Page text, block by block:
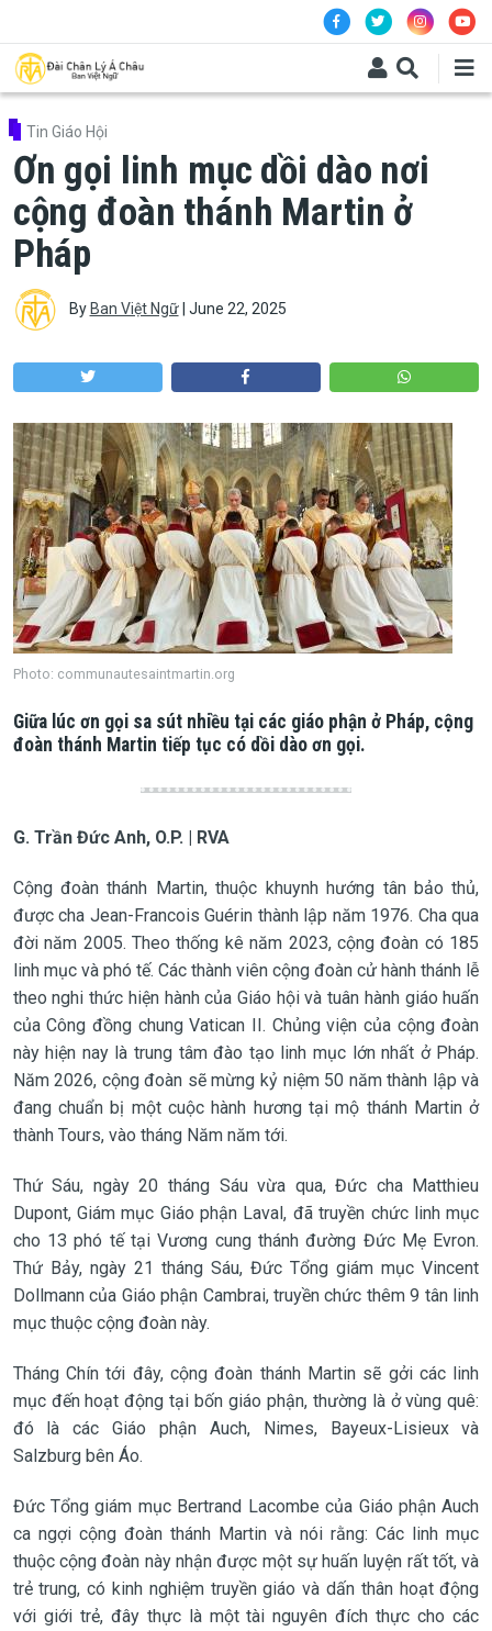
Tin Giáo Hội
Ơn gọi linh mục dồi dào nơi
cộng đoàn thánh Martin ở
Pháp
By Ban Việt Ngữ| June 22, 2025
Photo: communautesaintmartin.org
Giữa lúc ơn gọi sa sút nhiều tại các giáo phận ở Pháp, cộng
đoàn thánh Martin tiếp tục có dồi dào ơn gọi.
G. Trần Đức Anh, O.P. | RVA
Cộng đoàn thánh Martin, thuộc khuynh hướng tân bảo thủ,
được cha Jean-Francois Guérin thành lập năm 1976. Cha qua
đời năm 2005. Theo thống kê năm 2023, cộng đoàn có 185
linh mục và phó tế. Các thành viên cộng đoàn cử hành thánh lễ
theo nghi thức hiện hành của Giáo hội và tuân hành giáo huấn
của Công đồng chung Vatican II. Chủng viện của cộng đoàn
này hiện nay là trung tâm đào tạo linh mục lớn nhất ở Pháp.
Năm 2026, cộng đoàn sẽ mừng kỷ niệm 50 năm thành lập và
đang chuẩn bị một cuộc hành hương tại mộ thánh Martin ở
thành Tours, vào tháng Năm năm tới.
Thứ Sáu, ngày 20 tháng Sáu vừa qua, Đức cha Matthieu
Dupont, Giám mục Giáo phận Laval, đã truyền chức linh mục
cho 13 phó tế tại Vương cung thánh đường Đức Mẹ Evron.
Thứ Bảy, ngày 21 tháng Sáu, Đức Tổng giám mục Vincent
Dollmann của Giáo phận Cambrai, truyền chức thêm 9 tân linh
mục thuộc cộng đoàn này.
Tháng Chín tới đây, cộng đoàn thánh Martin sẽ gởi các linh
mục đến hoạt động tại bốn giáo phận, thường là ở vùng quê:
đó là các Giáo phận Auch, Nimes, Bayeux-Lisieux và
Salzburg bên Áo.
Đức Tổng giám mục Bertrand Lacombe của Giáo phận Auch
ca ngợi cộng đoàn thánh Martin và nói rằng: Các linh mục
thuộc cộng đoàn này nhận được một sự huấn luyện rất tốt, và
trẻ trung, có kinh nghiệm truyền giáo và dấn thân hoạt động
với giới trẻ, đây thực là một tài nguyên đích thực cho các